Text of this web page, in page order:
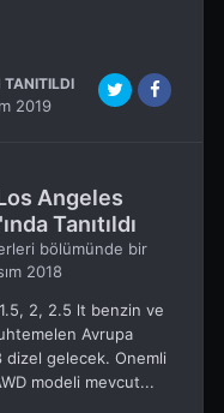
TANITILDI
2019
Angeles
Tanıtıldı
bölümünde bir
2018
2, 2.5 lt benzin ve
Avrupa
dizel gelecek. Onemli
modeli mevcut...